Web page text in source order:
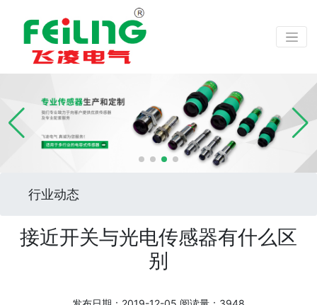
行业动态
接近开关与光电传感器有什么区
别